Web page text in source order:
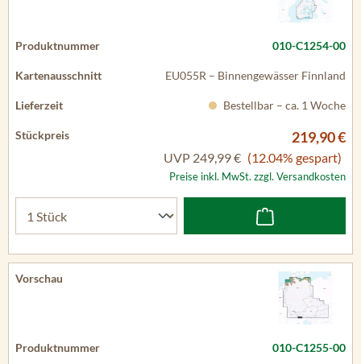
010-C1254-00
EU055R – Binnengewässer Finnland
Bestellbar – ca. 1 Woche
219,90 €
UVP 249,99 € (12.04% gespart)
Preise inkl. MwSt. zzgl. Versandkosten
010-C1255-00